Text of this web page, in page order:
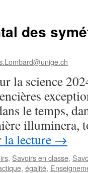
des
la science
le temps,
illuminera,
lecture →
, Savoirs en classe,
, égalité,